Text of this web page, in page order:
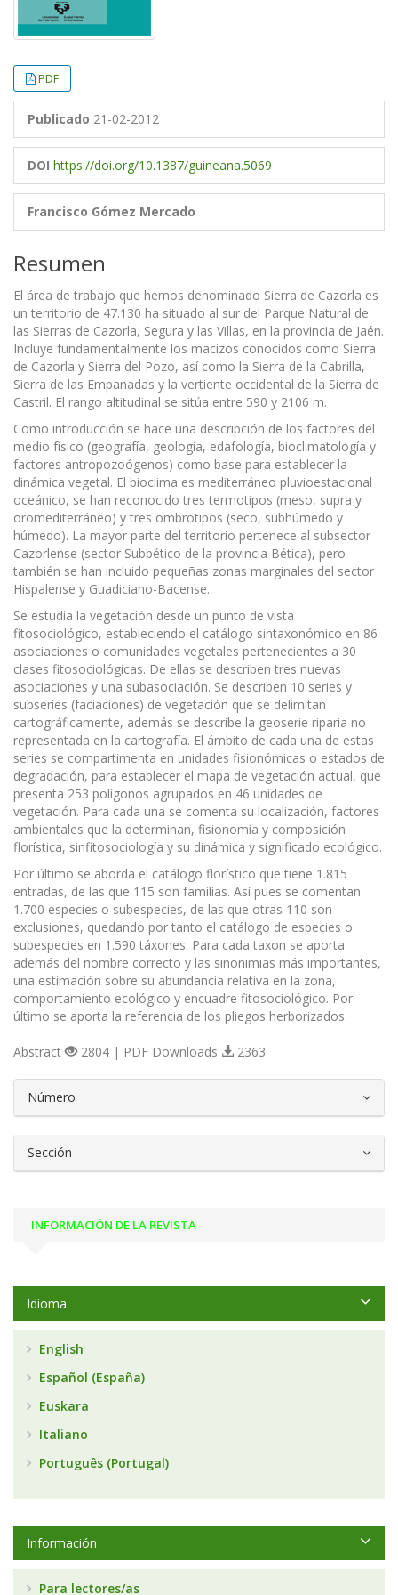
PDF
Publicado 21-02-2012
DOI https://doi.org/10.1387/guineana.5069
Francisco Gómez Mercado
Resumen
El área de trabajo que hemos denominado Sierra de Cazorla es
un territorio de 47.130 ha situado al sur del Parque Natural de
las Sierras de Cazorla, Segura y las Villas, en la provincia de Jaén.
Incluye fundamentalmente los macizos conocidos como Sierra
de Cazorla y Sierra del Pozo, así como la Sierra de la Cabrilla,
Sierra de las Empanadas y la vertiente occidental de la Sierra de
Castril. El rango altitudinal se sitúa entre 590 y 2106 m.
Como introducción se hace una descripción de los factores del
medio físico (geografía, geología, edafología, bioclimatología y
factores antropozoógenos) como base para establecer la
dinámica vegetal. El bioclima es mediterráneo pluvioestacional
oceánico, se han reconocido tres termotipos (meso, supra y
oromediterráneo) y tres ombrotipos (seco, subhúmedo y
húmedo). La mayor parte del territorio pertenece al subsector
Cazorlense (sector Subbético de la provincia Bética), pero
también se han incluido pequeñas zonas marginales del sector
Hispalense y Guadiciano-Bacense.
Se estudia la vegetación desde un punto de vista
fitosociológico, estableciendo el catálogo sintaxonómico en 86
asociaciones o comunidades vegetales pertenecientes a 30
clases fitosociológicas. De ellas se describen tres nuevas
asociaciones y una subasociación. Se describen 10 series y
subseries (faciaciones) de vegetación que se delimitan
cartográficamente, además se describe la geoserie riparia no
representada en la cartografía. El ámbito de cada una de estas
series se compartimenta en unidades fisionómicas o estados de
degradación, para establecer el mapa de vegetación actual, que
presenta 253 polígonos agrupados en 46 unidades de
vegetación. Para cada una se comenta su localización, factores
ambientales que la determinan, fisionomía y composición
florística, sinfitosociología y su dinámica y significado ecológico.
Por último se aborda el catálogo florístico que tiene 1.815
entradas, de las que 115 son familias. Así pues se comentan
1.700 especies o subespecies, de las que otras 110 son
exclusiones, quedando por tanto el catálogo de especies o
subespecies en 1.590 táxones. Para cada taxon se aporta
además del nombre correcto y las sinonimias más importantes,
una estimación sobre su abundancia relativa en la zona,
comportamiento ecológico y encuadre fitosociológico. Por
último se aporta la referencia de los pliegos herborizados.
Abstract 2804 | PDF Downloads 2363
Número
Sección
INFORMACIÓN DE LA REVISTA
Idioma
English
Español (España)
Euskara
Italiano
Português (Portugal)
Información
Para lectores/as